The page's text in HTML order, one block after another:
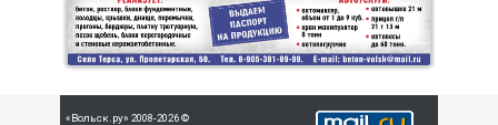
«Вольск.ру» 2008-2026 ©